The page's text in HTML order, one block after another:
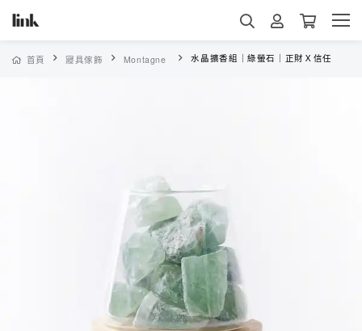
首頁 寢具傢飾 Montagne 水晶擴香組｜綠螢石｜正財Ｘ信任